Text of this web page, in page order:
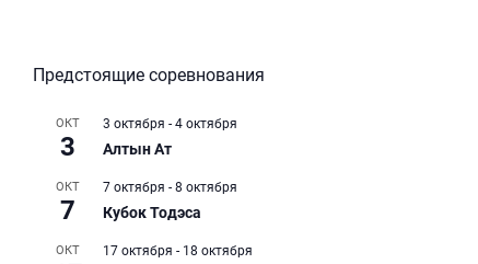
Предстоящие соревнования
ОКТ
3
3 октября - 4 октября
Алтын Ат
ОКТ
7
7 октября - 8 октября
Кубок Тодэса
ОКТ 17 октября - 18 октября